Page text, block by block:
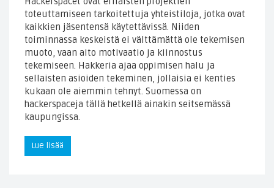
toteuttamiseen tarkoitettuja yhteistiloja, jotka ovat
kaikkien jäsentensä käytettävissä. Niiden
toiminnassa keskeistä ei välttämättä ole tekemisen
muoto, vaan aito motivaatio ja kiinnostus
tekemiseen. Hakkeria ajaa oppimisen halu ja
sellaisten asioiden tekeminen, jollaisia ei kenties
kukaan ole aiemmin tehnyt. Suomessa on
hackerspaceja tällä hetkellä ainakin seitsemässä
kaupungissa.
Lue lisää